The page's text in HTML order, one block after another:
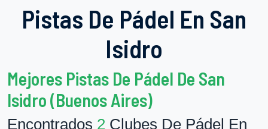
Pistas De Pádel En San
Isidro
Mejores Pistas De Pádel De San
Isidro (Buenos Aires)
Encontrados 2 Clubes De Pádel En